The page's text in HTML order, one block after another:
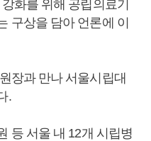
화를 위해 공립의료기
구상을 담아 언론에 이
장과 만나 서울시립대
.
등 서울 내 12개 시립병